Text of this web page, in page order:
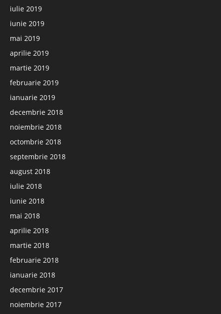
iulie 2019
iunie 2019
mai 2019
aprilie 2019
martie 2019
februarie 2019
ianuarie 2019
decembrie 2018
noiembrie 2018
octombrie 2018
septembrie 2018
august 2018
iulie 2018
iunie 2018
mai 2018
aprilie 2018
martie 2018
februarie 2018
ianuarie 2018
decembrie 2017
noiembrie 2017